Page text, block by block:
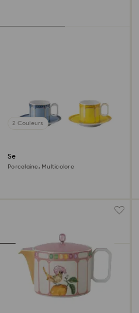
2 Couleurs
Set de tasses à café Signum
Porcelaine, Multicolore